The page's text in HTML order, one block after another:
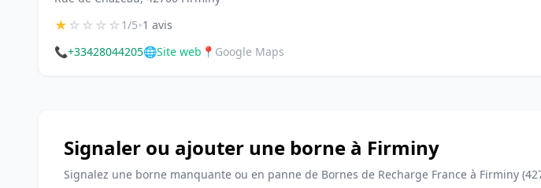
★☆☆☆☆1/5•1 avis
📞+33428044205🌐Site web 📍 Google Maps
Signaler ou ajouter une borne à Firminy
Signalez une borne manquante ou en panne de Bornes de Recharge France à Firminy